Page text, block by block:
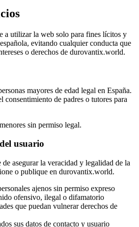
a utilizar la web solo para fines lícitos y
evitando cualquier conducta que
o derechos de durovantix.world.
mayores de edad legal en España.
consentimiento de padres o tutores para
sin permiso legal.
usuario
de asegurar la veracidad y legalidad de la
o publique en durovantix.world.
ajenos sin permiso expreso
ofensivo, ilegal o difamatorio
que puedan vulnerar derechos de
sus datos de contacto y usuario